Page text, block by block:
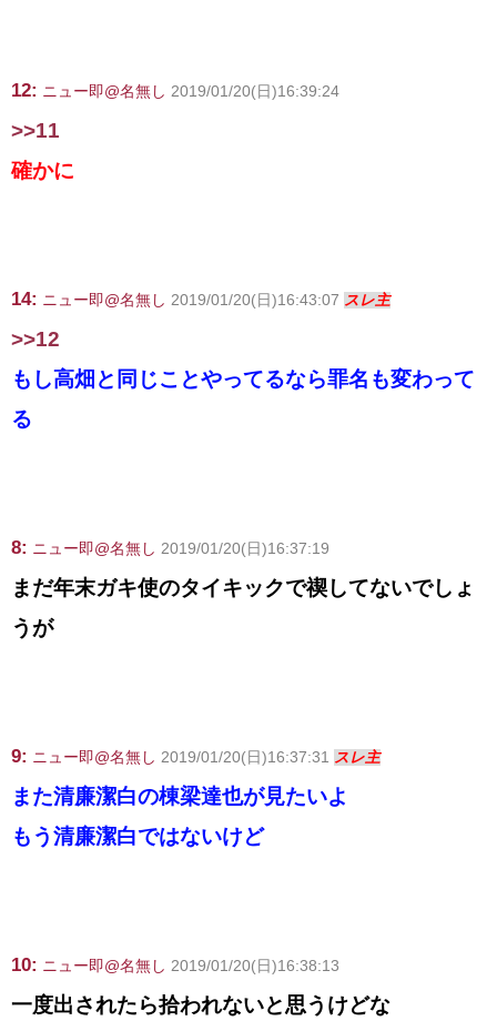
12: ニュー即@名無し 2019/01/20(日)16:39:24
>>11
確かに
14: ニュー即@名無し 2019/01/20(日)16:43:07 スレ主
>>12
もし高畑と同じことやってるなら罪名も変わって
る
8: ニュー即@名無し 2019/01/20(日)16:37:19
まだ年末ガキ使のタイキックで禊してないでしょ
うが
9: ニュー即@名無し 2019/01/20(日)16:37:31 スレ主
また清廉潔白の棟梁達也が見たいよ
もう清廉潔白ではないけど
10: ニュー即@名無し 2019/01/20(日)16:38:13
一度出されたら拾われないと思うけどな